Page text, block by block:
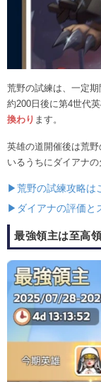
荒野の試練は、一定
約200日後に第4世代
換わり ます。
英雄の道開催後は荒
いるうちにダイアナの
▶荒野の試練攻略は
▶ダイアナの評価と
最強領主は至高